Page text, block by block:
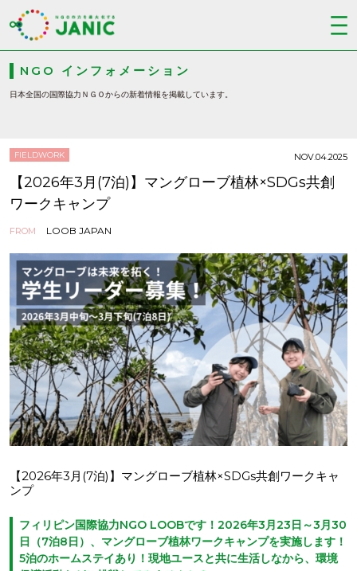
NGO インフォメーション
日本全国の国際協力ＮＧＯからの新着情報を掲載しています。
FIELDWORK
【2026年3月(7泊)】マングローブ植林×SDGs共創
ワークキャンプ
FROM LOOB JAPAN
NOV.04.2025
【2026年3月(7泊)】マングローブ植林×SDGs共創ワークキャ
ンプ
フィリピン国際協力NGO LOOBです！2026年3月23日～3月30
日（7泊8日）、マングローブ植林ワークキャンプを実施します！
5泊のホームステイあり！現地ユースと共に生活しなから、環境